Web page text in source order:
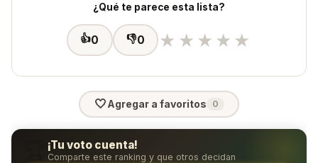
¿Qué te parece esta lista?
👍0 👎0 ★ ★ ★ ★ ★
🤍Agregar a favoritos 0
¡Tu voto cuenta!
Comparte este ranking y que otros decidan